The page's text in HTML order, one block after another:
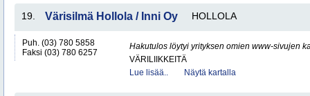
19. Värisilmä Hollola / Inni Oy HOLLOLA
Puh. (03) 780 5858
Faksi (03) 780 6257
Hakutulos löytyi yrityksen omien www-sivujen
VÄRILIIKKEITÄ
Lue lisää..
Näytä kartalla